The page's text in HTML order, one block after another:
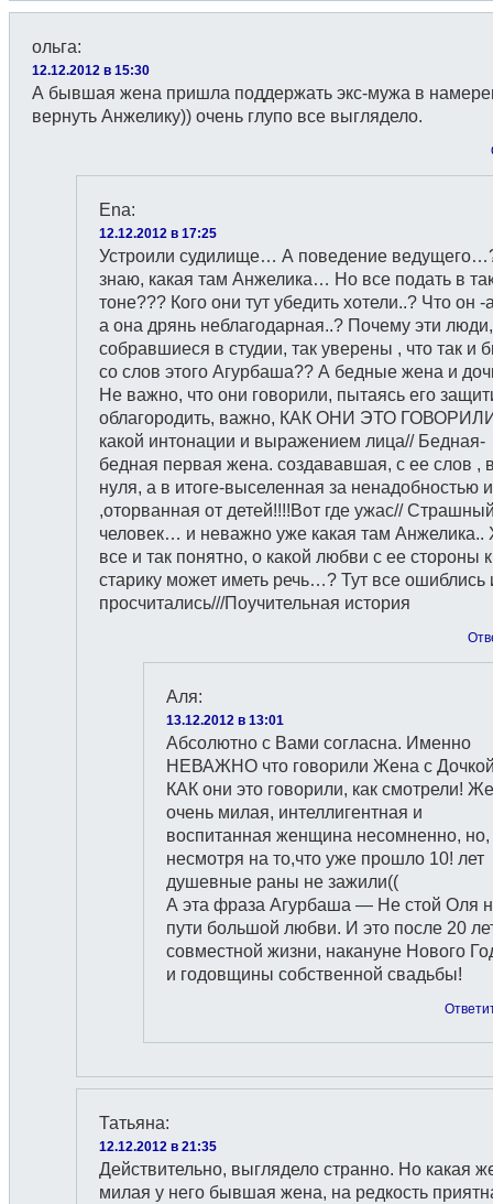
ольга:
12.12.2012 в 15:30
А бывшая жена пришла поддержать экс-мужа в
вернуть Анжелику)) очень глупо все выглядело.
Ena:
12.12.2012 в 17:25
Устроили судилище… А поведение
знаю, какая там Анжелика… Но все подать в
тоне??? Кого они тут убедить хотели..? Что он -
а она дрянь неблагодарная..? Почему эти люди,
собравшиеся в студии, так уверены , что так и
со слов этого Агурбаша?? А бедные жена и
Не важно, что они говорили, пытаясь его
облагородить, важно, КАК ОНИ ЭТО
какой интонации и выражением лица// Бедная-
бедная первая жена. создававшая, с ее слов ,
нуля, а в итоге-выселенная за ненадобностью и
,оторванная от детей!!!!Вот где ужас//
человек… и неважно уже какая там Анжелика..
все и так понятно, о какой любви с ее стороны к
старику может иметь речь…? Тут все ошиблись
просчитались///Поучительная история
Аля:
13.12.2012 в 13:01
Абсолютно с Вами согласна. Именно
НЕВАЖНО что говорили Жена с
КАК они это говорили, как смотрели!
очень милая, интеллигентная и
воспитанная женщина несомненно, но,
несмотря на то,что уже прошло 10! лет
душевные раны не зажили((
А эта фраза Агурбаша — Не стой Оля
пути большой любви. И это после 20
совместной жизни, накануне Нового
и годовщины собственной свадьбы!
Татьяна:
12.12.2012 в 21:35
Действительно, выглядело странно. Но какая
милая у него бывшая жена, на редкость